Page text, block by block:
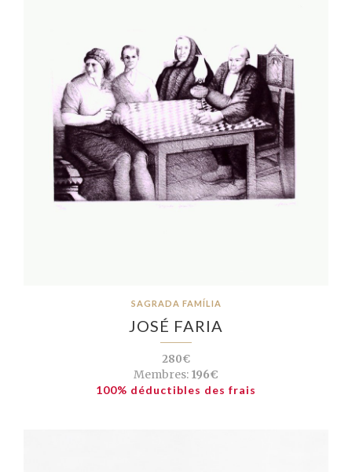
SAGRADA FAMÍLIA
JOSÉ FARIA
280€
Membres: 196€
100% déductibles des frais